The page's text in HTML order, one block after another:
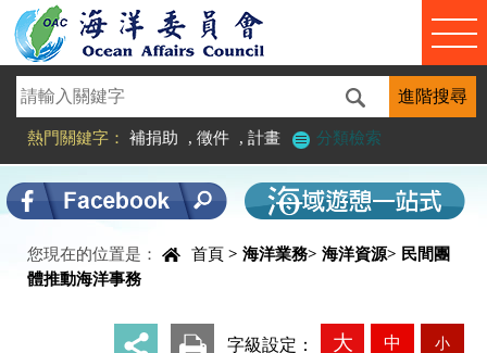
進入內容區塊
熱門關鍵字： 補捐助 , 徵件 , 計畫 分類檢索
您現在的位置是： 首頁 > 海洋業務> 海洋資源> 民間團
體推動海洋事務
字級設定： 大 中 小
中央內容區塊